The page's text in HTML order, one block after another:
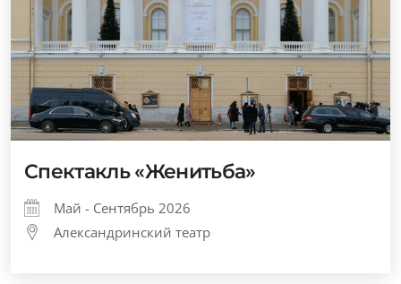
Спектакль «Женитьба»
Май - Сентябрь 2026
Александринский театр